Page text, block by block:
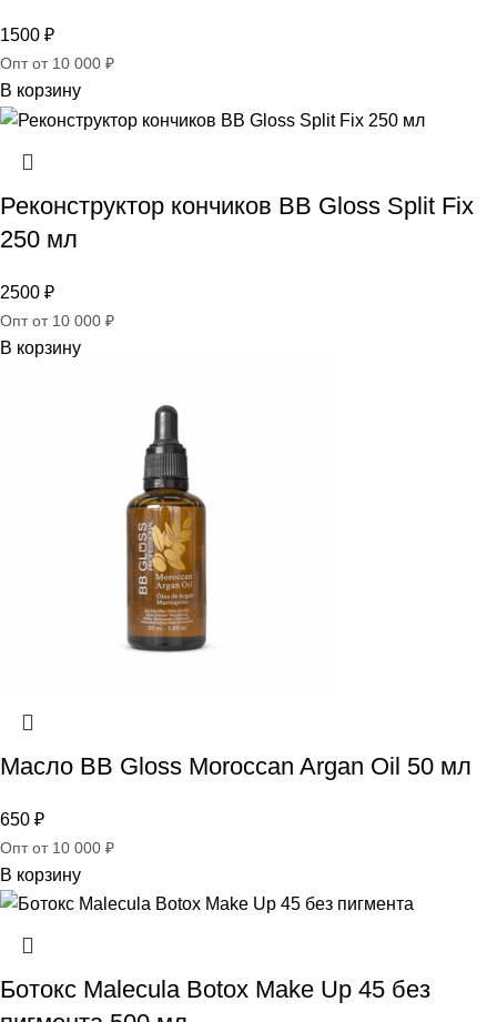
1500 ₽
Опт от 10 000 ₽
В корзину
Реконструктор кончиков BB Gloss Split Fix
250 мл
2500 ₽
Опт от 10 000 ₽
В корзину
Масло BB Gloss Moroccan Argan Oil 50 мл
650 ₽
Опт от 10 000 ₽
В корзину
Ботокс Malecula Botox Make Up 45 без